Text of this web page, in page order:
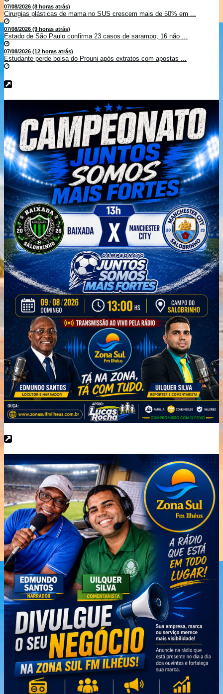
07/08/2026 (8 horas atrás)
Cirurgias plásticas de mama no SUS crescem mais de 50% em ...
07/08/2026 (9 horas atrás)
Estado de São Paulo confirma 23 casos de sarampo; 16 não ...
07/08/2026 (12 horas atrás)
Estudante perde bolsa do Prouni após extratos com apostas ...